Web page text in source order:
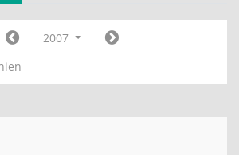
2007